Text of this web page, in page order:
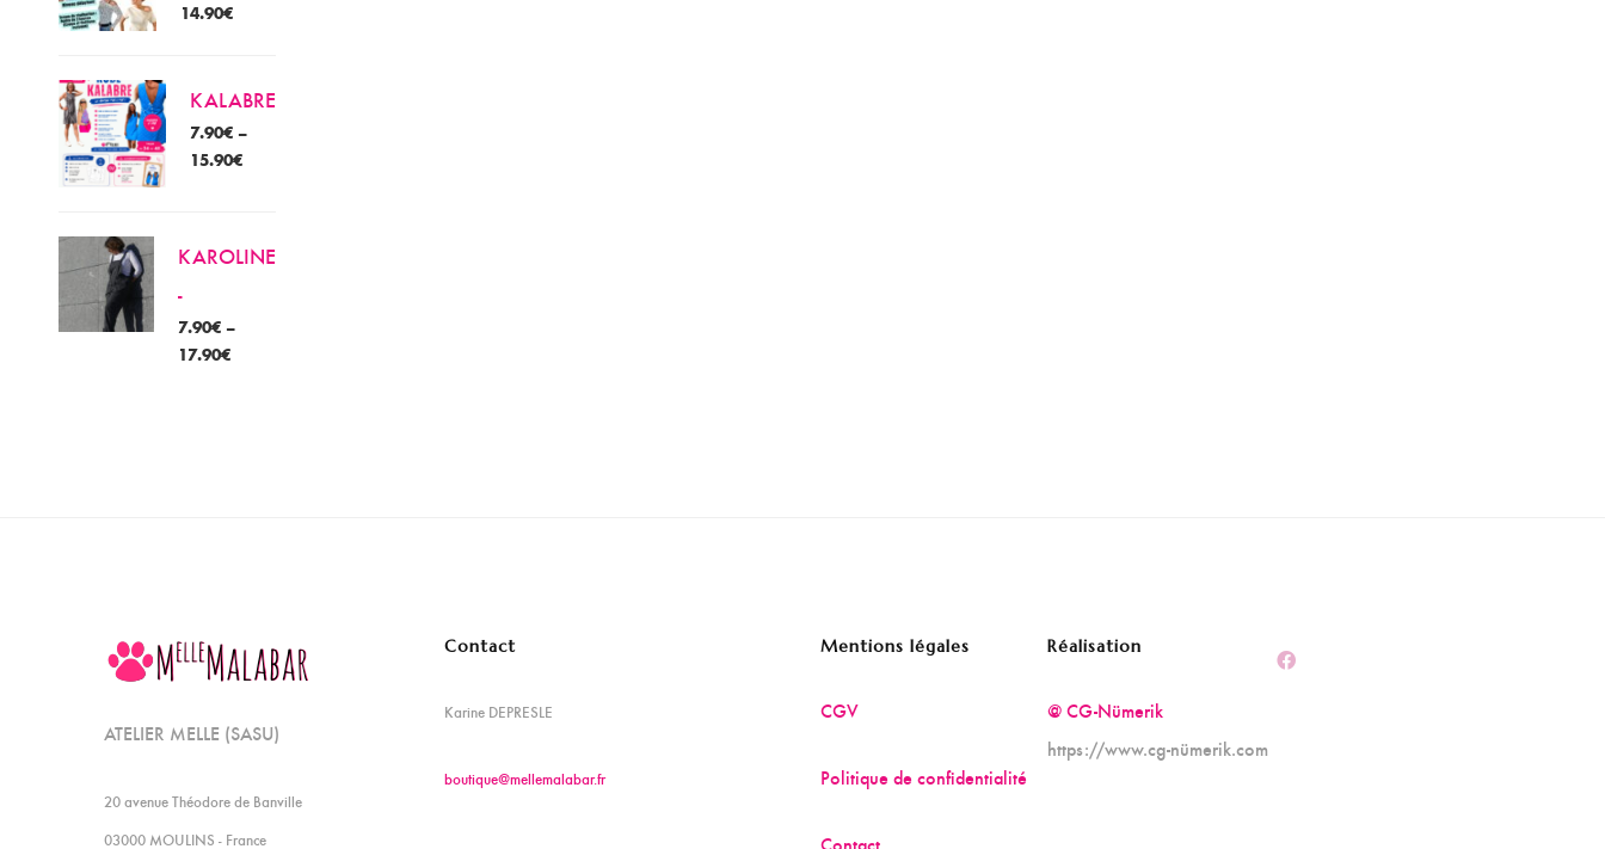
14.90€
KALABRE
7.90€–
15.90€
KAROLINE
-
7.90€–
17.90€
ATELIER MELLE (SASU)
20 avenue Théodore de Banville
03000 MOULINS - France
Contact
Karine DEPRESLE
boutique@mellemalabar.fr
Mentions légales
CGV
Politique de confidentialité
Contact
Réalisation
@ CG-Nümerik
https://www.cg-nümerik.com